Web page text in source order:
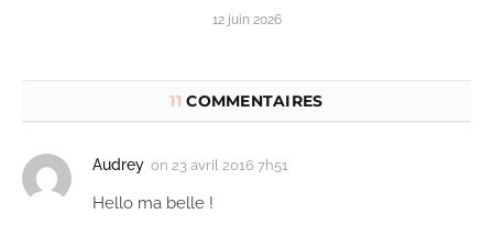
12 juin 2026
11 COMMENTAIRES
Audrey on 23 avril 2016 7h51
Hello ma belle !